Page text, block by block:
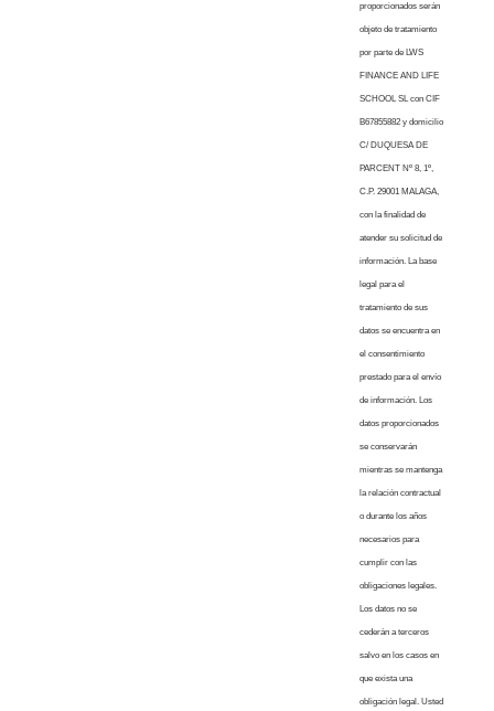
proporcionados serán
objeto de tratamiento
por parte de LWS
FINANCE AND LIFE
SCHOOL SL con CIF
B67855882 y domicilio
C/ DUQUESA DE
PARCENT Nº 8, 1º,
C.P. 29001 MALAGA,
con la finalidad de
atender su solicitud de
información. La base
legal para el
tratamiento de sus
datos se encuentra en
el consentimiento
prestado para el envío
de información. Los
datos proporcionados
se conservarán
mientras se mantenga
la relación contractual
o durante los años
necesarios para
cumplir con las
obligaciones legales.
Los datos no se
cederán a terceros
salvo en los casos en
que exista una
obligación legal. Usted